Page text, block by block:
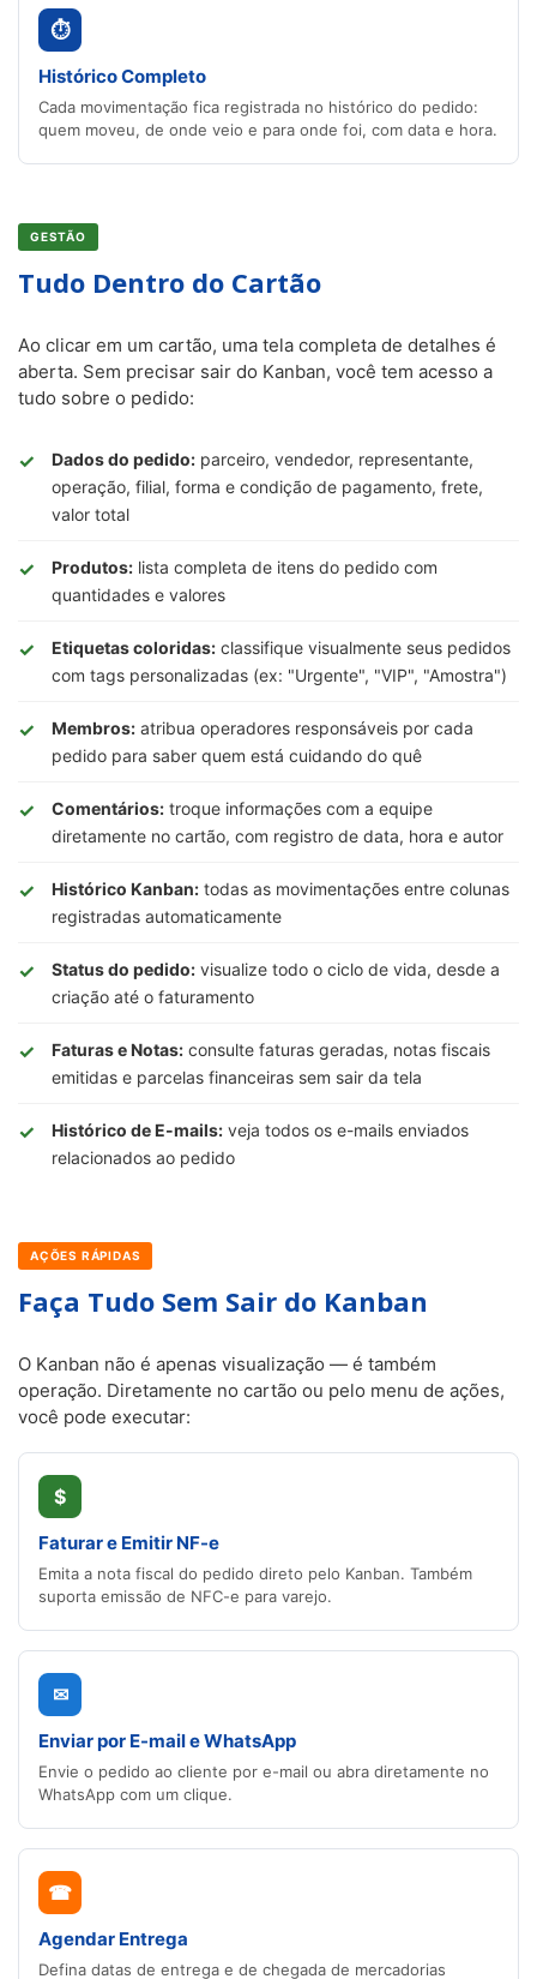
⏱
Histórico Completo
Cada movimentação fica registrada no histórico do pedido:
quem moveu, de onde veio e para onde foi, com data e hora.
GESTÃO
Tudo Dentro do Cartão
Ao clicar em um cartão, uma tela completa de detalhes é
aberta. Sem precisar sair do Kanban, você tem acesso a
tudo sobre o pedido:
Dados do pedido: parceiro, vendedor, representante,
operação, filial, forma e condição de pagamento, frete,
valor total
Produtos: lista completa de itens do pedido com
quantidades e valores
Etiquetas coloridas: classifique visualmente seus pedidos
com tags personalizadas (ex: "Urgente", "VIP", "Amostra")
Membros: atribua operadores responsáveis por cada
pedido para saber quem está cuidando do quê
Comentários: troque informações com a equipe
diretamente no cartão, com registro de data, hora e autor
Histórico Kanban: todas as movimentações entre colunas
registradas automaticamente
Status do pedido: visualize todo o ciclo de vida, desde a
criação até o faturamento
Faturas e Notas: consulte faturas geradas, notas fiscais
emitidas e parcelas financeiras sem sair da tela
Histórico de E-mails: veja todos os e-mails enviados
relacionados ao pedido
AÇÕES RÁPIDAS
Faça Tudo Sem Sair do Kanban
O Kanban não é apenas visualização — é também
operação. Diretamente no cartão ou pelo menu de ações,
você pode executar:
$
Faturar e Emitir NF-e
Emita a nota fiscal do pedido direto pelo Kanban. Também
suporta emissão de NFC-e para varejo.
✉
Enviar por E-mail e WhatsApp
Envie o pedido ao cliente por e-mail ou abra diretamente no
WhatsApp com um clique.
☎
Agendar Entrega
Defina datas de entrega e de chegada de mercadorias